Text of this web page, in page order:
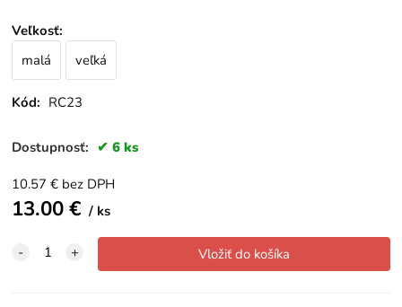
Veľkosť:
malá
veľká
Kód: RC23
Dostupnosť: 6 ks
10.57 € bez DPH
13.00€ ks